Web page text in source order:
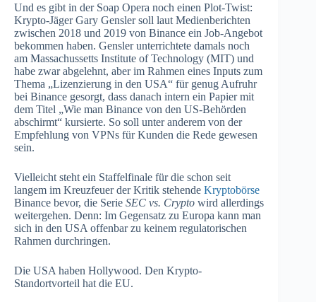
Und es gibt in der Soap Opera noch einen Plot-Twist:
Krypto-Jäger Gary Gensler soll laut Medienberichten
zwischen 2018 und 2019 von Binance ein Job-Angebot
bekommen haben. Gensler unterrichtete damals noch
am Massachussetts Institute of Technology (MIT) und
habe zwar abgelehnt, aber im Rahmen eines Inputs zum
Thema „Lizenzierung in den USA“ für genug Aufruhr
bei Binance gesorgt, dass danach intern ein Papier mit
dem Titel „Wie man Binance von den US-Behörden
abschirmt“ kursierte. So soll unter anderem von der
Empfehlung von VPNs für Kunden die Rede gewesen
sein.
Vielleicht steht ein Staffelfinale für die schon seit
langem im Kreuzfeuer der Kritik stehende Kryptobörse
Binance bevor, die Serie SEC vs. Crypto wird allerdings
weitergehen. Denn: Im Gegensatz zu Europa kann man
sich in den USA offenbar zu keinem regulatorischen
Rahmen durchringen.
Die USA haben Hollywood. Den Krypto-
Standortvorteil hat die EU.